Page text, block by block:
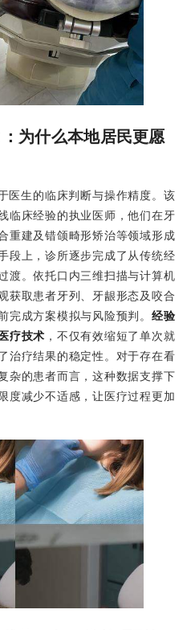
为什么本地居民更愿
医生的临床判断与操作精度。该
临床经验的执业医师，他们在牙
重建及错颌畸形矫治等领域形成
段上，诊所逐步完成了从传统经
渡。依托口内三维扫描与计算机
获取患者牙列、牙龈形态及咬合
完成方案模拟与风险预判。 经验
疗技术 ，不仅有效缩短了单次就
治疗结果的稳定性。对于存在看
杂的患者而言，这种数据支撑下
度减少不适感，让医疗过程更加